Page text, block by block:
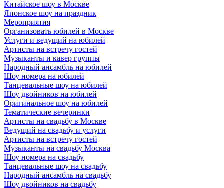
Китайское шоу в Москве
Японское шоу на праздник
Мероприятия
Организовать юбилей в Москве
Услуги и ведущий на юбилей
Артисты на встречу гостей
Музыканты и кавер группы
Народный ансамбль на юбилей
Шоу номера на юбилей
Танцевальные шоу на юбилей
Шоу двойников на юбилей
Оригинальное шоу на юбилей
Тематические вечеринки
Артисты на свадьбу в Москве
Ведущий на свадьбу и услуги
Артисты на встречу гостей
Музыканты на свадьбу Москва
Шоу номера на свадьбу
Танцевальные шоу на свадьбу
Народный ансамбль на свадьбу
Шоу двойников на свадьбу